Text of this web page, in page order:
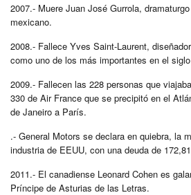
2007.- Muere Juan José Gurrola,
mexicano.
2008.- Fallece Yves Saint-Laurent,
como uno de los más importantes en el
2009.- Fallecen las 228 personas que
330 de Air France que se precipitó en el
de Janeiro a París.
.- General Motors se declara en quiebra, la
industria de EEUU, con una deuda de
2011.- El canadiense Leonard Cohen es
Príncipe de Asturias de las Letras.